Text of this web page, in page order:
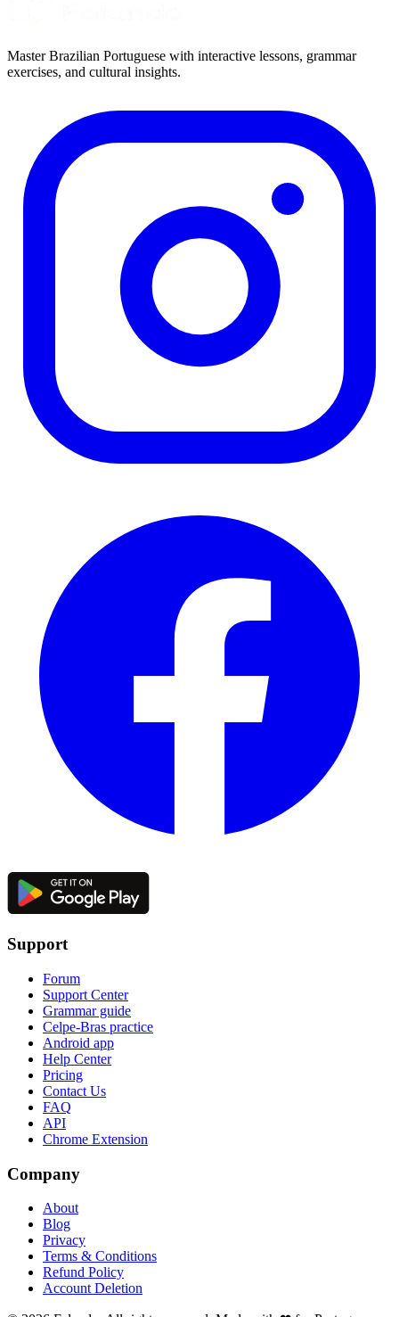
Master Brazilian Portuguese with interactive lessons, grammar
exercises, and cultural insights.
Support
Forum
Support Center
Grammar guide
Celpe-Bras practice
Android app
Help Center
Pricing
Contact Us
FAQ
API
Chrome Extension
Company
About
Blog
Privacy
Terms & Conditions
Refund Policy
Account Deletion